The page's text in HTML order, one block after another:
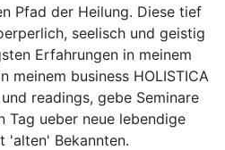
Pfad der Heilung. Diese tief
seelisch und geistig
Erfahrungen in meinem
meinem business HOLISTICA
readings, gebe Seminare
Tag ueber neue lebendige
'alten' Bekannten.